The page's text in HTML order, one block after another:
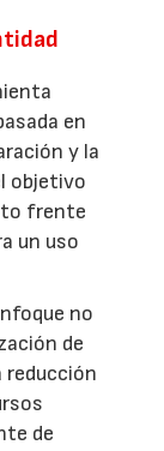
en
y la
objetivo
frente
un uso
no
de
reducción
de